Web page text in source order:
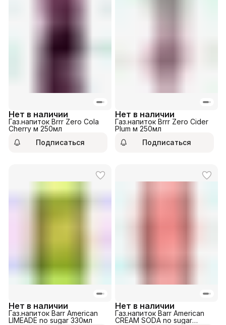
Нет в наличии
Газ.напиток Brrr Zero Cola
Cherry м 250мл
Подписаться
Нет в наличии
Газ.напиток Brrr Zero Cider
Plum м 250мл
Подписаться
Нет в наличии
Газ.напиток Barr American
LIMEADE no sugar 330мл
Нет в наличии
Газ.напиток Barr American
CREAM SODA no sugar